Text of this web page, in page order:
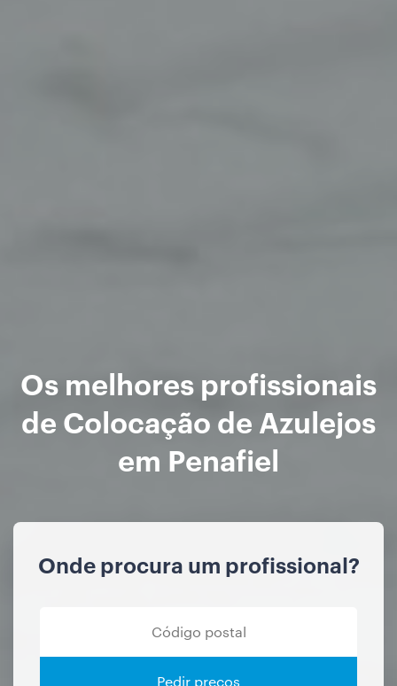
Os melhores profissionais
de Colocação de Azulejos
em Penafiel
Onde procura um profissional?
Pedir preços